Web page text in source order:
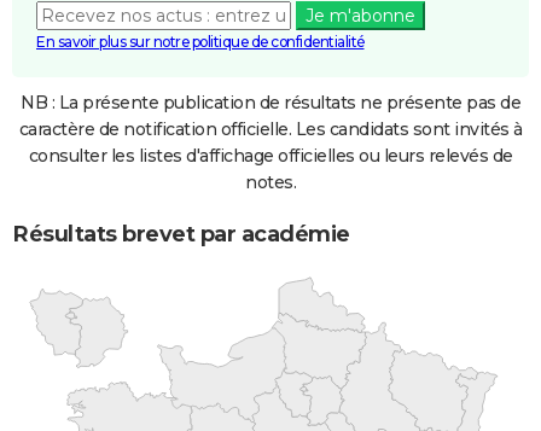
Je m'abonne
En savoir plus sur notre politique de confidentialité
NB : La présente publication de résultats ne présente pas de
caractère de notification officielle. Les candidats sont invités à
consulter les listes d'affichage officielles ou leurs relevés de
notes.
Résultats brevet par académie